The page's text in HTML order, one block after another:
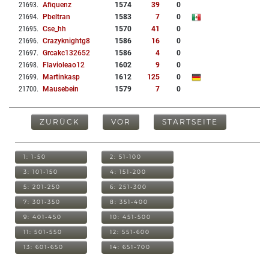
21693. Afiquenz 1574 39
0
21694. Pbeltran 1583 7
0
21695. Cse_hh 1570 41
0
21696. Crazyknightg8 1586 16
0
21697. Grcakc132652 1586 4
0
21698. Flavioleao12 1602 9
0
21699. Martinkasp 1612 125
0
21700. Mausebein 1579 7 0
ZURÜCK VOR STARTSEITE
1: 1-50 2: 51-100
3: 101-150 4: 151-200
5: 201-250 6: 251-300
7: 301-350 8: 351-400
9: 401-450 10: 451-500
11: 501-550 12: 551-600
13: 601-650 14: 651-700